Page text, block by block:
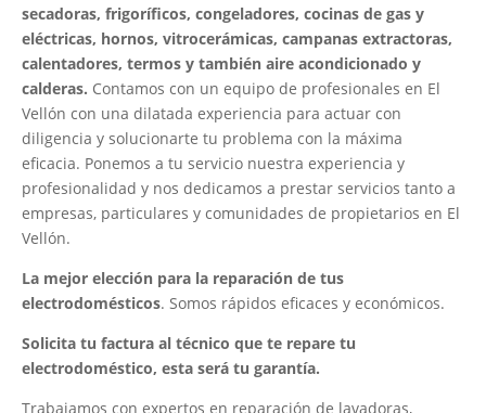
secadoras, frigoríficos, congeladores, cocinas de gas y
eléctricas, hornos, vitrocerámicas, campanas extractoras,
calentadores, termos y también aire acondicionado y
calderas. Contamos con un equipo de profesionales en El
Vellón con una dilatada experiencia para actuar con
diligencia y solucionarte tu problema con la máxima
eficacia. Ponemos a tu servicio nuestra experiencia y
profesionalidad y nos dedicamos a prestar servicios tanto a
empresas, particulares y comunidades de propietarios en El
Vellón.
La mejor elección para la reparación de tus
electrodomésticos. Somos rápidos eficaces y económicos.
Solicita tu factura al técnico que te repare tu
electrodoméstico, esta será tu garantía.
Trabajamos con expertos en reparación de lavadoras,